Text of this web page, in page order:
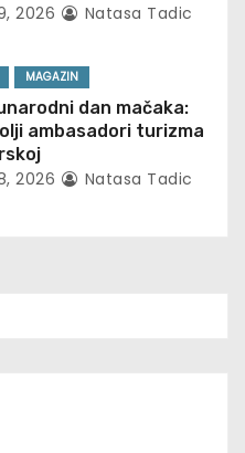
2026 Natasa Tadic
MAGAZIN
dan mačaka:
ambasadori turizma
2026 Natasa Tadic